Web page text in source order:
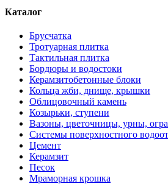
Каталог
Брусчатка
Тротуарная плитка
Тактильная плитка
Бордюры и водостоки
Керамзитобетонные блоки
Кольца жби, днище, крышки
Облицовочный камень
Козырьки, ступени
Вазоны, цветочницы, урны,
Системы поверхностного
Цемент
Керамзит
Песок
Мраморная крошка